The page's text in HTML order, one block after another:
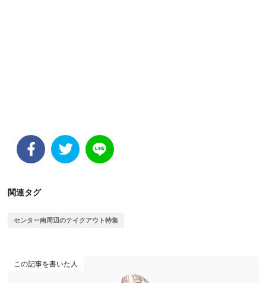
関連タグ
センター南周辺のテイクアウト特集
この記事を書いた人